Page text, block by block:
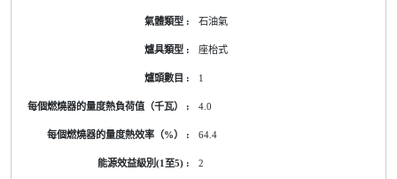
石油氣
座枱式
1
4.0
64.4
2